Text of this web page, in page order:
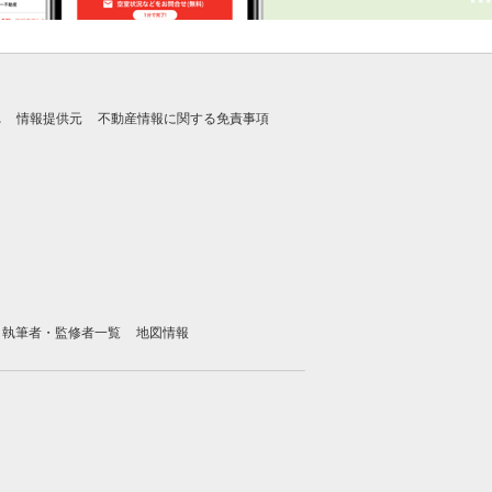
情報提供元 不動産情報に関する免責事項
執筆者・監修者一覧 地図情報